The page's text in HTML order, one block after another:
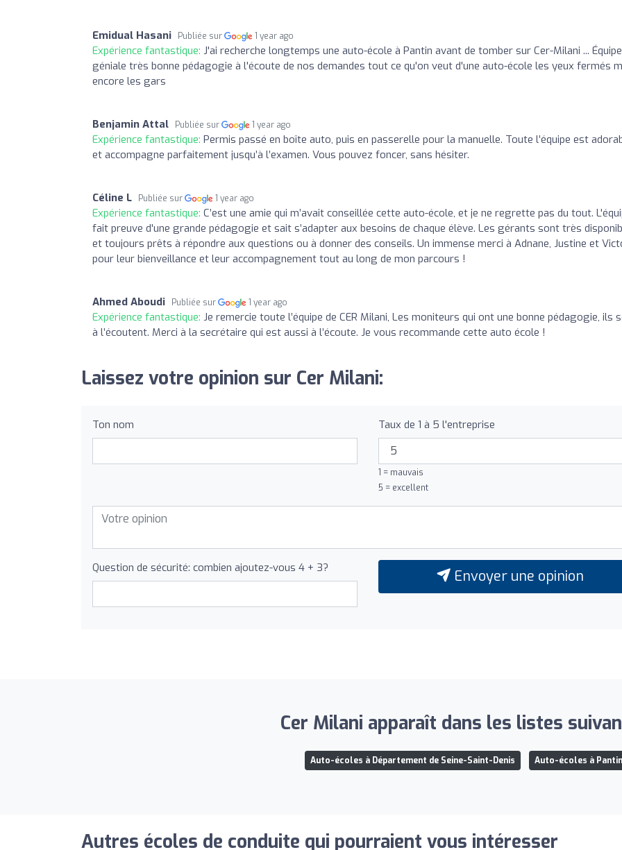
Emidual Hasani Publiée sur 1 year ago
Expérience fantastique: J'ai recherche longtemps une auto-école à Pantin avant de tomber sur Cer-Milani ... Équipe
géniale très bonne pédagogie à l'écoute de nos demandes tout ce qu'on veut d'une auto-école les yeux fermés
encore les gars
Benjamin Attal Publiée sur 1 year ago
Expérience fantastique: Permis passé en boîte auto, puis en passerelle pour la manuelle. Toute l’équipe est
et accompagne parfaitement jusqu’à l’examen. Vous pouvez foncer, sans hésiter.
Céline L Publiée sur 1 year ago
Expérience fantastique: C’est une amie qui m’avait conseillée cette auto-école, et je ne regrette pas du tout.
fait preuve d'une grande pédagogie et sait s’adapter aux besoins de chaque élève. Les gérants sont très
et toujours prêts à répondre aux questions ou à donner des conseils. Un immense merci à Adnane, Justine et
pour leur bienveillance et leur accompagnement tout au long de mon parcours !
Ahmed Aboudi Publiée sur 1 year ago
Expérience fantastique: Je remercie toute l’équipe de CER Milani, Les moniteurs qui ont une bonne pédagogie, ils
à l’écoutent. Merci à la secrétaire qui est aussi à l’écoute. Je vous recommande cette auto école !
Laissez votre opinion sur Cer Milani:
Ton nom Taux de 1 à 5 l'entreprise
1 = mauvais
5 = excellent
Question de sécurité: combien ajoutez-vous 4 + 3? Envoyer une opinion
Cer Milani apparaît dans les listes
Auto-écoles à Département de Seine-Saint-Denis Auto-écoles à Pantin
Autres écoles de conduite qui pourraient vous intéresser